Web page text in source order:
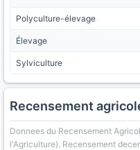
Polyculture-élevage
Élevage
Sylviculture
Recensement
Donnees du Recensement
l'Agriculture). Recensement